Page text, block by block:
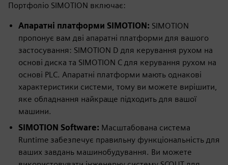
Портфоліо SIMOTION включає:
Апаратні платформи SIMOTION: SIMOTION
пропонує вам дві апаратні платформи для вашого
застосування: SIMOTION D для керування рухом на
основі диска та SIMOTION C для керування рухом на
основі PLC. Апаратні платформи мають однакові
характеристики системи, тому ви можете вирішити,
яке обладнання найкраще підходить для вашої
машини.
SIMOTION Software: Масштабована система
Runtime забезпечує правильну функціональність для
ваших завдань машинобудування. Ви можете